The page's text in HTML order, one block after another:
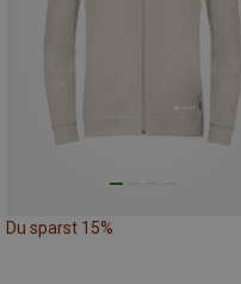
Du sparst 15%